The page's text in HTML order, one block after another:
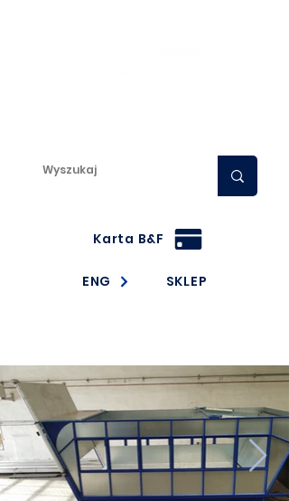
Karta B&F
ENG SKLEP